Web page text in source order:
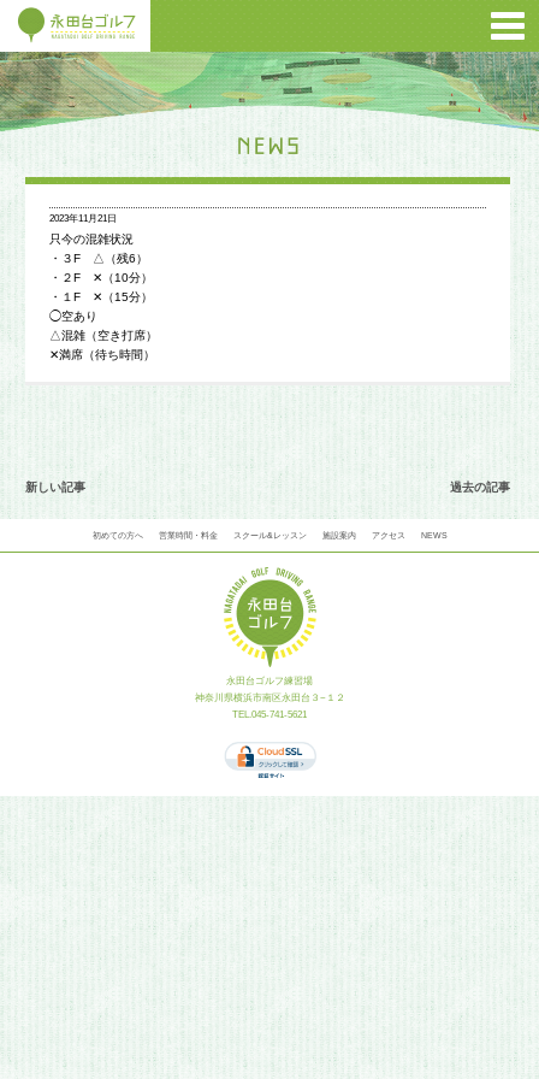
2023年11月21日
只今の混雑状況
・３F △（残6）
・２F ✕（10分）
・１F ✕（15分）
◯空あり
△混雑（空き打席）
✕満席（待ち時間）
新しい記事 過去の記事
初めての方へ 営業時間・料金 スクール&レッスン 施設案内 アクセス NEWS
永田台ゴルフ練習場
神奈川県横浜市南区永田台３−１２
TEL.045-741-5621